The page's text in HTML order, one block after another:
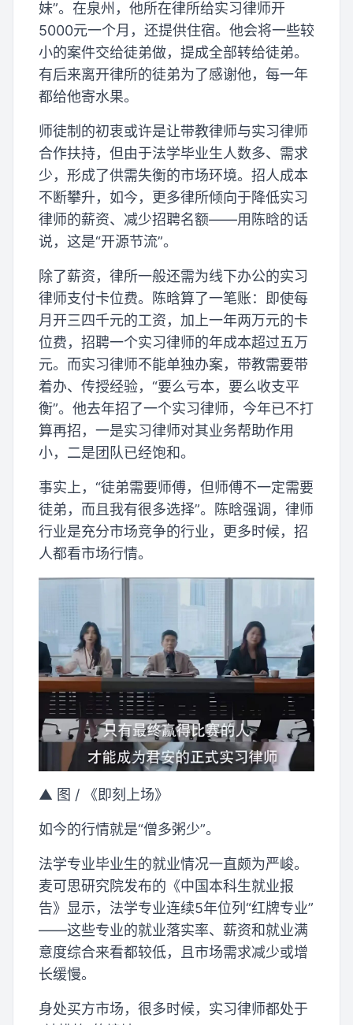
妹”。在泉州，他所在律所给实习律师开
5000元一个月，还提供住宿。他会将一些较
小的案件交给徒弟做，提成全部转给徒弟。
有后来离开律所的徒弟为了感谢他，每一年
都给他寄水果。
师徒制的初衷或许是让带教律师与实习律师
合作扶持，但由于法学毕业生人数多、需求
少，形成了供需失衡的市场环境。招人成本
不断攀升，如今，更多律所倾向于降低实习
律师的薪资、减少招聘名额——用陈晗的话
说，这是“开源节流”。
除了薪资，律所一般还需为线下办公的实习
律师支付卡位费。陈晗算了一笔账：即使每
月开三四千元的工资，加上一年两万元的卡
位费，招聘一个实习律师的年成本超过五万
元。而实习律师不能单独办案，带教需要带
着办、传授经验，“要么亏本，要么收支平
衡”。他去年招了一个实习律师，今年已不打
算再招，一是实习律师对其业务帮助作用
小，二是团队已经饱和。
事实上，“徒弟需要师傅，但师傅不一定需要
徒弟，而且我有很多选择”。陈晗强调，律师
行业是充分市场竞争的行业，更多时候，招
人都看市场行情。
▲ 图 / 《即刻上场》
如今的行情就是“僧多粥少”。
法学专业毕业生的就业情况一直颇为严峻。
麦可思研究院发布的《中国本科生就业报
告》显示，法学专业连续5年位列“红牌专业”
——这些专业的就业落实率、薪资和就业满
意度综合来看都较低，且市场需求减少或增
长缓慢。
身处买方市场，很多时候，实习律师都处于